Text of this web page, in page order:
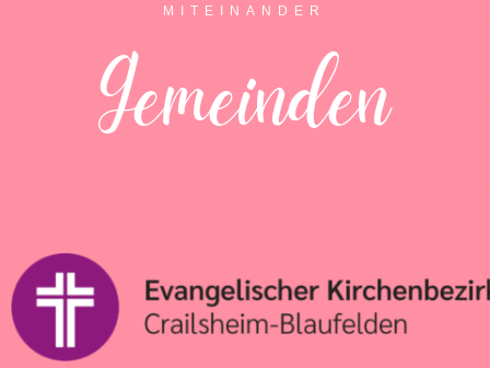
MITEINANDER
Gemeinden